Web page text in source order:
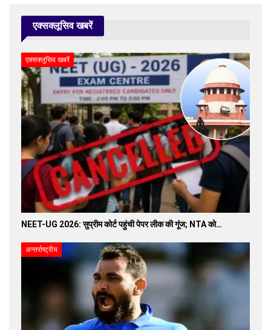
एक्सक्लूसिव खबरें
एक्सक्लूसिव खबरें
NEET-UG 2026: सुप्रीम कोर्ट पहुंची पेपर लीक की गूंज; NTA को…
अन्तर्राष्ट्रीय